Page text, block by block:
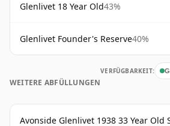
Glenlivet 18 Year Old43%
Glenlivet Founder's Reserve40%
VERFÜGBARKEIT:
WEITERE ABFÜLLUNGEN
Avonside Glenlivet 1938 33 Year Old Sherry Cask